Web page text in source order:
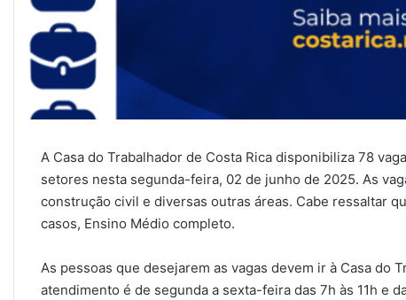
A Casa do Trabalhador de Costa Rica disponibiliza 78
setores nesta segunda-feira, 02 de junho de 2025. As
construção civil e diversas outras áreas. Cabe ressaltar
casos, Ensino Médio completo.
As pessoas que desejarem as vagas devem ir à Casa do
atendimento é de segunda a sexta-feira das 7h às 11h e